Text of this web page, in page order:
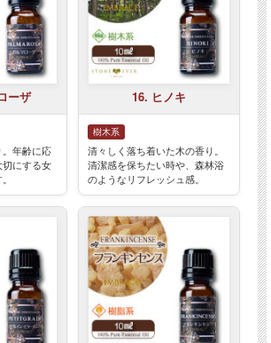
ーザ
年齢に応
切にする女
16. ヒノキ
樹木系
清々しく落ち着いた木の香り。
清潔感を保ちたい時や、森林浴
のようなリフレッシュ感。